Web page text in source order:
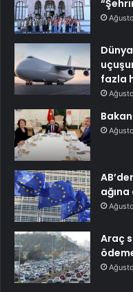
fazla
Araç